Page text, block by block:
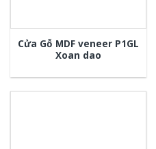
Cửa Gỗ MDF veneer P1GL
Xoan dao